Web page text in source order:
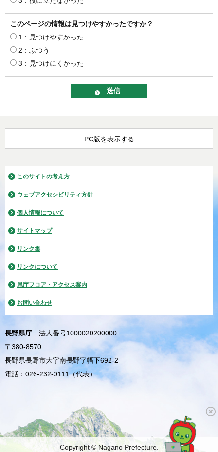
このページの情報は見つけやすかったですか？
1：見つけやすかった
2：ふつう
3：見つけにくかった
PC版を表示する
このサイトの考え方
ウェブアクセシビリティ方針
個人情報について
サイトマップ
リンク集
リンクについて
県庁フロア・アクセス案内
お問い合わせ
長野県庁
法人番号1000020200000
〒380-8570
長野県長野市大字南長野字幅下692-2
電話：026-232-0111（代表）
Copyright © Nagano Prefecture.